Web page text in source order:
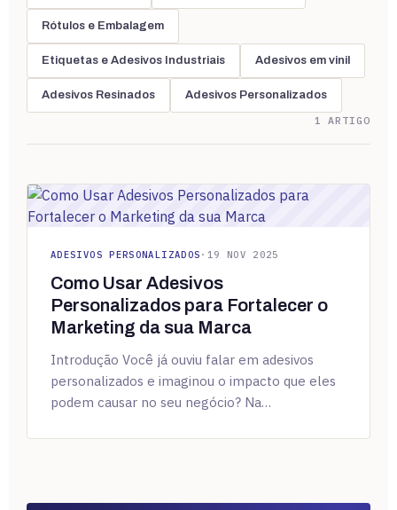
Rótulos e Embalagem
Etiquetas e Adesivos Industriais Adesivos em vinil
Adesivos Resinados Adesivos Personalizados
1 ARTIGO
ADESIVOS PERSONALIZADOS · 19 NOV 2025
Como Usar Adesivos
Personalizados para Fortalecer o
Marketing da sua Marca
Introdução Você já ouviu falar em adesivos
personalizados e imaginou o impacto que eles
podem causar no seu negócio? Na…